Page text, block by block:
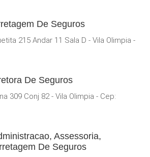
De Seguros
215 Andar 11 Sala D - Vila Olimpia -
De Seguros
309 Conj 82 - Vila Olimpia - Cep:
Assessoria,
De Seguros